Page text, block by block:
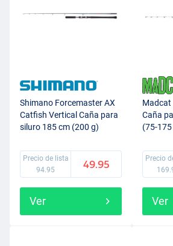
Shimano Forcemaster AX
Catfish Vertical Caña para
siluro 185 cm (200 g)
Precio de lista
94.95
49.95
Ver
Madcat
Caña
(75-
Precio
Ver